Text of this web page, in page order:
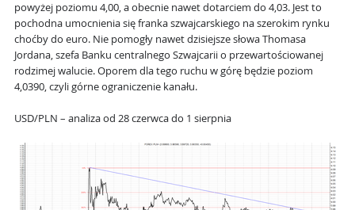
powyżej poziomu 4,00, a obecnie nawet dotarciem do 4,03. Jest to
pochodna umocnienia się franka szwajcarskiego na szerokim rynku
choćby do euro. Nie pomogły nawet dzisiejsze słowa Thomasa
Jordana, szefa Banku centralnego Szwajcarii o przewartościowanej
rodzimej walucie. Oporem dla tego ruchu w górę będzie poziom
4,0390, czyli górne ograniczenie kanału.
USD/PLN – analiza od 28 czerwca do 1 sierpnia